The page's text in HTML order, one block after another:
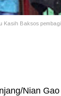
Kasih Baksos
Nian Gao